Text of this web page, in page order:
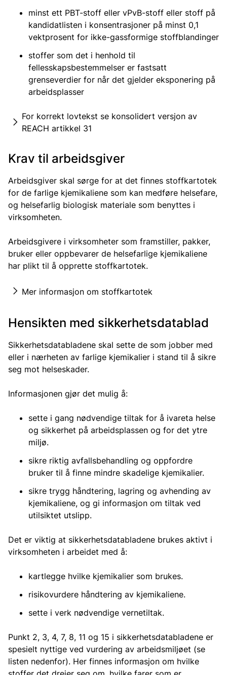
minst ett PBT-stoff eller vPvB-stoff eller stoff på
kandidatlisten i konsentrasjoner på minst 0,1
vektprosent for ikke-gassformige stoffblandinger
stoffer som det i henhold til
fellesskapsbestemmelser er fastsatt
grenseverdier for når det gjelder eksponering på
arbeidsplasser
For korrekt lovtekst se konsolidert versjon av
REACH artikkel 31
Krav til arbeidsgiver
Arbeidsgiver skal sørge for at det finnes stoffkartotek
for de farlige kjemikaliene som kan medføre helsefare,
og helsefarlig biologisk materiale som benyttes i
virksomheten.
Arbeidsgivere i virksomheter som framstiller, pakker,
bruker eller oppbevarer de helsefarlige kjemikaliene
har plikt til å opprette stoffkartotek.
Mer informasjon om stoffkartotek
Hensikten med sikkerhetsdatablad
Sikkerhetsdatabladene skal sette de som jobber med
eller i nærheten av farlige kjemikalier i stand til å sikre
seg mot helseskader.
Informasjonen gjør det mulig å:
sette i gang nødvendige tiltak for å ivareta helse
og sikkerhet på arbeidsplassen og for det ytre
miljø.
sikre riktig avfallsbehandling og oppfordre
bruker til å finne mindre skadelige kjemikalier.
sikre trygg håndtering, lagring og avhending av
kjemikaliene, og gi informasjon om tiltak ved
utilsiktet utslipp.
Det er viktig at sikkerhetsdatabladene brukes aktivt i
virksomheten i arbeidet med å:
kartlegge hvilke kjemikalier som brukes.
risikovurdere håndtering av kjemikaliene.
sette i verk nødvendige vernetiltak.
Punkt 2, 3, 4, 7, 8, 11 og 15 i sikkerhetsdatabladene er
spesielt nyttige ved vurdering av arbeidsmiljøet (se
listen nedenfor). Her finnes informasjon om hvilke